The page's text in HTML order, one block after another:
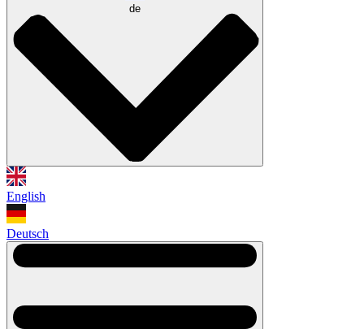
de
English
Deutsch